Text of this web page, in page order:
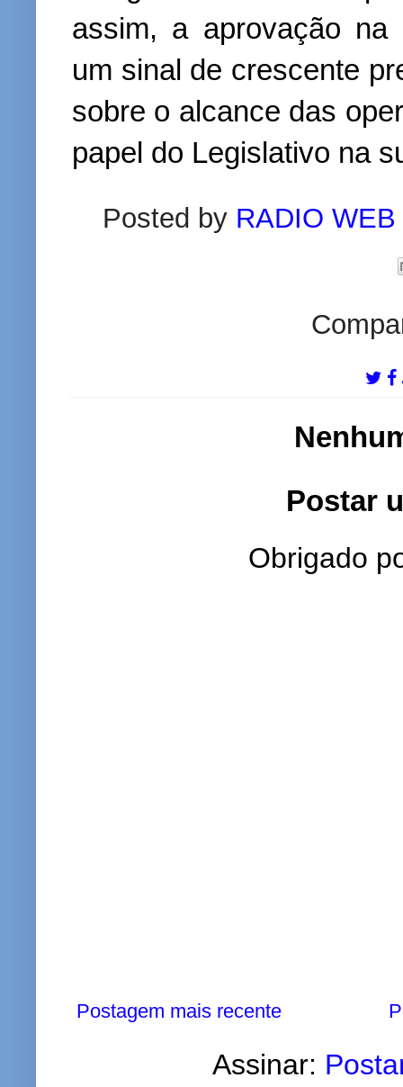
assim, a aprovação na
um sinal de crescente
sobre o alcance das
papel do Legislativo na
Posted by RADIO
Postar
Obrigado
Postagem mais recente
Assinar: